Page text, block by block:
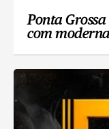
Ponta Grossa
com